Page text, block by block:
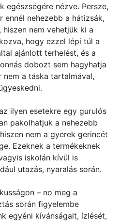
egészségére nézve. Persze,
ennél nehezebb a hátizsák,
nem vehetjük ki a
hogy ezzel lépi túl a
ajánlott terhelést, és a
dobozt sem hagyhatja
a táska tartalmával,
ilyen esetekre egy gurulós
pakolhatjuk a nehezebb
nem a gyerek gerincét
Ezeknek a termékeknek
iskolán kívül is
utazás, nyaralás során.
– no meg a
során figyelembe
egyéni kívánságait, ízlését,